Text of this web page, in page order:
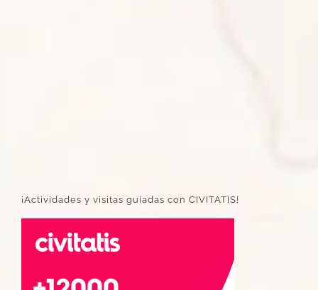
¡Actividades y visitas guiadas con CIVITATIS!